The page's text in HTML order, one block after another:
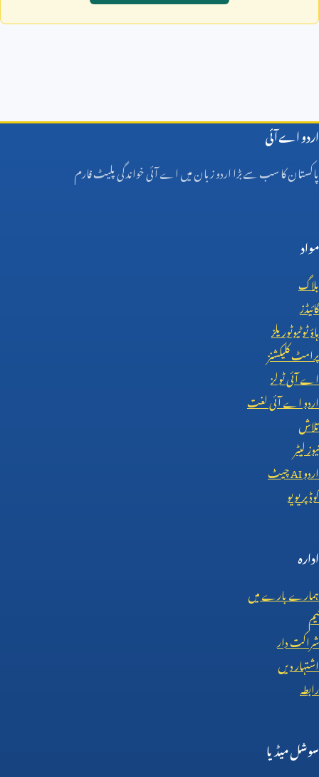
اردو اے آئی
پاکستان کا سب سے بڑا اردو زبان میں اے آئی خواندگی پلیٹ فارم
مواد
بلاگ
گائیڈز
ہاؤ ٹو ٹیوٹوریلز
پرامٹ کلیکشنز
اے آئی ٹولز
اردو اے آئی لغت
تلاش
نیوز لیٹر
اردوAIچیٹ
کوڈ پریویو
ادارہ
ہمارے بارے میں
ٹیم
شراکت دار
اشتہار دیں
رابطہ
سوشل میڈیا